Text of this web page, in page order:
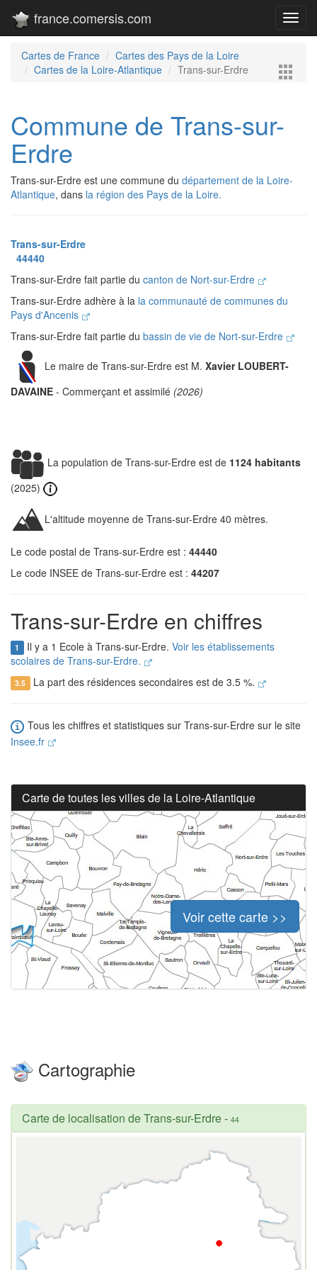
france.comersis.com
Cartes de France
Cartes des Pays de la Loire
Cartes de la Loire-Atlantique
Trans-sur-Erdre
Commune de Trans-sur-
Erdre
Trans-sur-Erdre est une commune du département de la Loire-
Atlantique, dans la région des Pays de la Loire.
Trans-sur-Erdre
44440
Trans-sur-Erdre fait partie du canton de Nort-sur-Erdre
Trans-sur-Erdre adhère à la la communauté de communes du
Pays d'Ancenis
Trans-sur-Erdre fait partie du bassin de vie de Nort-sur-Erdre
Le maire de Trans-sur-Erdre est M. Xavier LOUBERT-
DAVAINE - Commerçant et assimilé (2026)
La population de Trans-sur-Erdre est de 1124 habitants
(2025)
L'altitude moyenne de Trans-sur-Erdre 40 mètres.
Le code postal de Trans-sur-Erdre est : 44440
Le code INSEE de Trans-sur-Erdre est : 44207
Trans-sur-Erdre en chiffres
1 Il y a 1 Ecole à Trans-sur-Erdre. Voir les établissements
scolaires de Trans-sur-Erdre.
3.5 La part des résidences secondaires est de 3.5 %.
Tous les chiffres et statistiques sur Trans-sur-Erdre sur le site
Insee.fr
Carte de toutes les villes de la Loire-Atlantique
Voir cette carte >>
Cartographie
Carte de localisation de Trans-sur-Erdre- 44